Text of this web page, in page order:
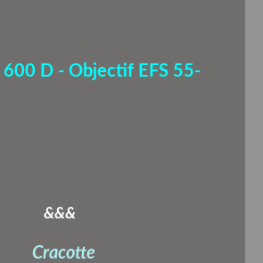
600 D - Objectif EFS 55-
&&&
Cracotte